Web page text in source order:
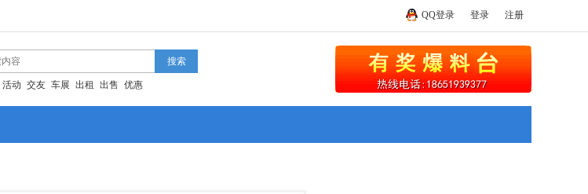
QQ登录 登录 注册
搜索
活动 交友 车展 出租 出售 优惠